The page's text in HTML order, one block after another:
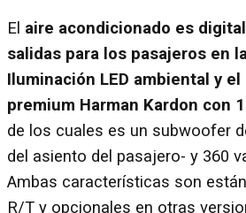
El aire acondicionado es
salidas para los pasajeros en
Iluminación LED ambiental y
premium Harman Kardon con
de los cuales es un subwoofer
del asiento del pasajero- y 360
Ambas características son
R/T y opcionales en otras